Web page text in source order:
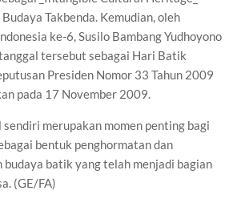
Takbenda. Kemudian, oleh
ke-6, Susilo Bambang Yudhoyono
tersebut sebagai Hari Batik
Presiden Nomor 33 Tahun 2009
pada 17 November 2009.
merupakan momen penting bagi
bentuk penghormatan dan
batik yang telah menjadi bagian
(GE/FA)